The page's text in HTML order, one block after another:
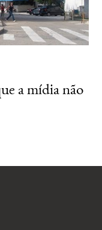
a mídia não